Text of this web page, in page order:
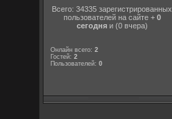
Всего: 34335 зарегистрированных
пользователей на сайте + 0
сегодняи (0 вчера)
Онлайн всего:2
Гостей:2
Пользователей:0